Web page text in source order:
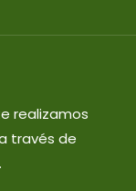
realizamos
través de